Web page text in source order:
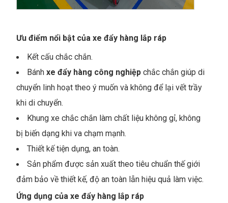
Ưu điểm nổi bật của xe đẩy hàng lắp ráp
Kết cấu chắc chắn.
Bánh xe đẩy hàng công nghiệpchắc chắn giúp di
chuyển linh hoạt theo ý muốn và không để lại vết trầy
khi di chuyển.
Khung xe chắc chắn làm chất liệu không gỉ, không
bị biến dạng khi va chạm mạnh.
Thiết kế tiện dụng, an toàn.
Sản phẩm được sản xuất theo tiêu chuẩn thế giới
đảm bảo về thiết kế, độ an toàn lẫn hiệu quả làm việc.
Ứng dụng của xe đẩy hàng lắp ráp